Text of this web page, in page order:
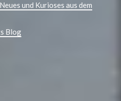
und Kurioses aus dem
Blog